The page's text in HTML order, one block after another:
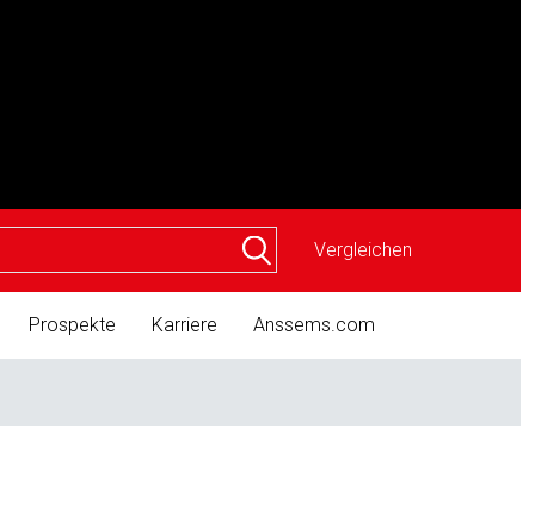
Vergleichen
Prospekte Karriere Anssems.com